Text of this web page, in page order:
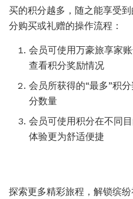
买的积分越多，随之能享受
分购买或礼赠的操作流程：
会员可使用万豪旅享家
查看积分奖励情况
会员所获得的“最多”积
分数量
会员可使用积分在不同
体验更为舒适便捷
探索更多精彩旅程，解锁缤